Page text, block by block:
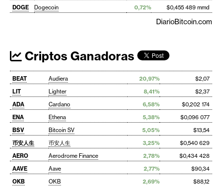
DOGE
Dogecoin 0,72% $0,455 489 mmd
DiarioBitcoin.com
Criptos Ganadoras
BEAT Audiera 20,97%
$2,07
LIT
Lighter 8,41%
$2,37
ADA
Cardano 6,58%
$0,202 174
ENA
Ethena 5,38%
$0,096 077
BSV
Bitcoin SV 5,05%
$13,54
币安人生
币安人生 3,25%
$0,540 629
AERO
Aerodrome Finance 2,78%
$0,434 428
AAVE
Aave 2,77%
$90,34
OKB
OKB 2,69%
$88,12